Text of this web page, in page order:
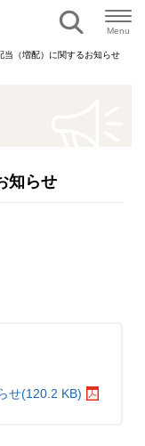
Menu
当（増配）に関するお知らせ
知らせ
せ(120.2 KB)